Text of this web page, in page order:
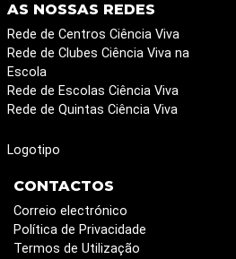
AS NOSSAS REDES
Rede de Centros Ciência Viva
Rede de Clubes Ciência Viva na
Escola
Rede de Escolas Ciência Viva
Rede de Quintas Ciência Viva
Logotipo
CONTACTOS
Correio electrónico
Política de Privacidade
Termos de Utilização